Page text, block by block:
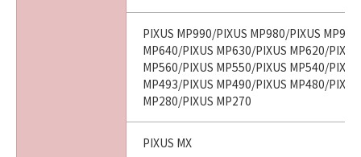
PIXUS MP990/PIXUS MP980/PIXUS
MP640/PIXUS MP630/PIXUS MP620/
MP560/PIXUS MP550/PIXUS MP540/
MP493/PIXUS MP490/PIXUS MP480/
MP280/PIXUS MP270
PIXUS MX